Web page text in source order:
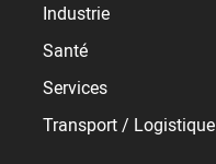
Industrie
Santé
Services
Transport / Logistique